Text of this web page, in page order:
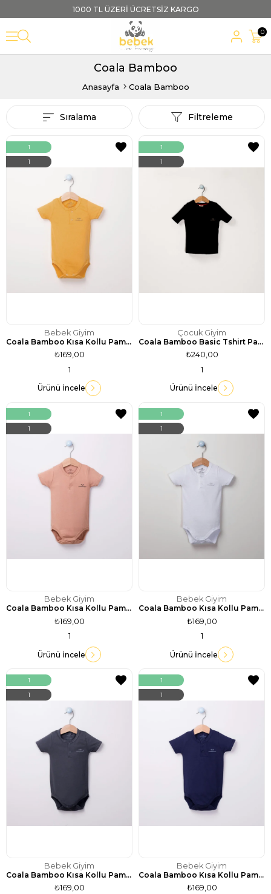
1000 TL ÜZERİ ÜCRETSİZ KARGO
0
Coala Bamboo
Anasayfa Coala Bamboo
Filtreleme
Sıralama
Bebek Giyim
Coala Bamboo Kısa Kollu Pamuklu Badi / Sarı
1
₺169,00
Ürünü İncele
1
1
Çocuk Giyim
Coala Bamboo Basic Tshirt Pamuk / Siyah
1
₺240,00
Ürünü İncele
1
1
Bebek Giyim
Coala Bamboo Kısa Kollu Pamuklu Body / Pudra Pembe
1
₺169,00
Ürünü İncele
1
1
Bebek Giyim
Coala Bamboo Kısa Kollu Pamuklu Body / Beyaz
1
₺169,00
Ürünü İncele
1
1
Bebek Giyim
Coala Bamboo Kısa Kollu Pamuklu Body / Füme Gri
₺169,00
1
1
Bebek Giyim
Coala Bamboo Kısa Kollu Pamuklu Body / Lacivert
₺169,00
1
1